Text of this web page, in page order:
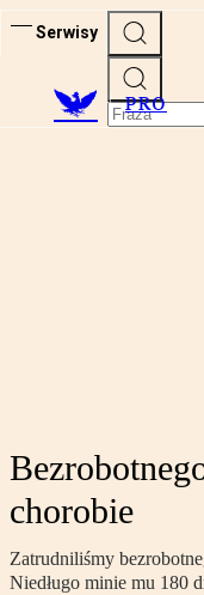
Serwisy
PRO
chorobie
Zatrudniliśmy
Niedługo minie mu 180